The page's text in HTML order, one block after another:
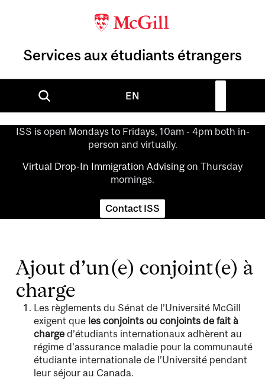
Services aux étudiants étrangers
EN
ISS is open Mondays to Fridays, 10am - 4pm both in-
person and virtually.
Virtual Drop-In Immigration Advising on Thursday
mornings.
Contact ISS
Ajout d’un(e) conjoint(e) à
charge
Les règlements du Sénat de l’Université McGill
exigent que les conjoints ou conjoints de fait à
charge d’étudiants internationaux adhèrent au
régime d’assurance maladie pour la communauté
étudiante internationale de l’Université pendant
leur séjour au Canada.